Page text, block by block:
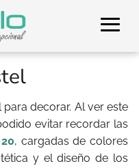
decorar. Al ver este
evitar recordar las
, cargadas de colores
y el diseño de los